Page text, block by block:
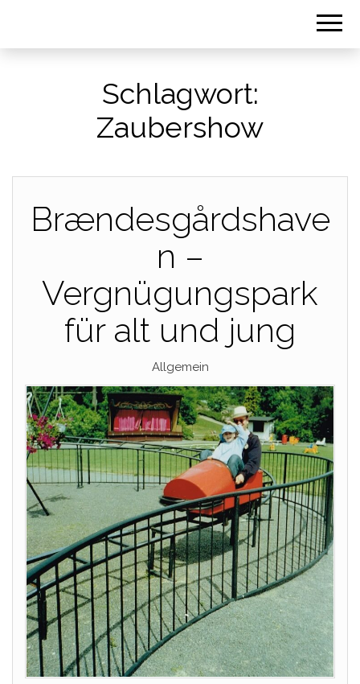
Schlagwort:
Zaubershow
Brændesgårdshave
n –
Vergnügungspark
für alt und jung
Allgemein